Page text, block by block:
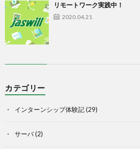
リモートワーク実践中！
2020.04.21
カテゴリー
インターンシップ体験記(29)
サーバ(2)